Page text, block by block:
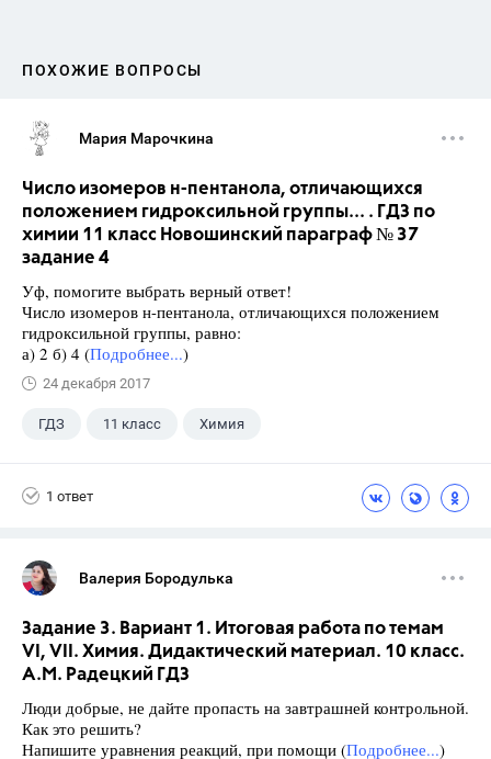
ПОХОЖИЕ ВОПРОСЫ
Мария Марочкина
Число изомеров н-пентанола, отличающихся
положением гидроксильной группы... . ГДЗ по
химии 11 класс Новошинский параграф № 37
задание 4
Уф, помогите выбрать верный ответ!
Число изомеров н-пентанола, отличающихся положением
гидроксильной группы, равно:
а) 2 б) 4 (Подробнее...)
24 декабря 2017
ГДЗ 11 класс Химия
1 ответ
Валерия Бородулька
Задание 3. Вариант 1. Итоговая работа по темам
VI, VII. Химия. Дидактический материал. 10 класс.
А.М. Радецкий ГДЗ
Люди добрые, не дайте пропасть на завтрашней контрольной.
Как это решить?
Напишите уравнения реакций, при помощи (Подробнее...)